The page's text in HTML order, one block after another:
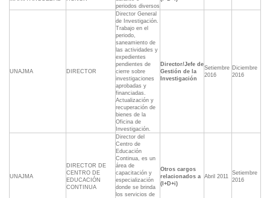
periodos diversos
UNAJMA DIRECTOR
Director General
de Investigación.
Trabajo en el
periodo,
saneamiento de
las actividades y
expedientes
pendientes de
cierre sobre
investigaciones
aprobadas y
financiadas.
Actualización y
recuperación de
bienes de la
Oficina de
Investigación.
Director/Jefe de
Gestión de la
Investigación
Setiembre
2016
Diciembre
2016
UNAJMA
DIRECTOR DE
CENTRO DE
EDUCACIÓN
CONTINUA
Director del
Centro de
Educación
Continua, es un
área de
capacitación y
especialización
donde se brinda
los servicios de
Otros cargos
relacionados a
(I+D+i)
Abril 2011
Setiembre
2016